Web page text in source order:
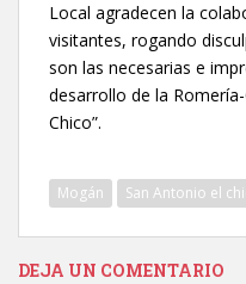
Local agradecen la
visitantes, rogando
son las necesarias e
desarrollo de la
Chico”.
Mogán San Antonio el
DEJA UN COMENTARIO